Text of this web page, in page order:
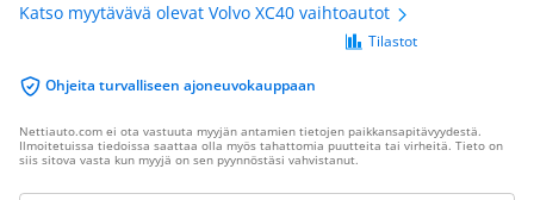
Katso myytävävä olevat Volvo XC40 vaihtoautot
Ohjeita turvalliseen ajoneuvokauppaan
Tilastot
Nettiauto.com ei ota vastuuta myyjän antamien tietojen paikkansapitävyydestä.
Ilmoitetuissa tiedoissa saattaa olla myös tahattomia puutteita tai virheitä. Tieto on
siis sitova vasta kun myyjä on sen pyynnöstäsi vahvistanut.